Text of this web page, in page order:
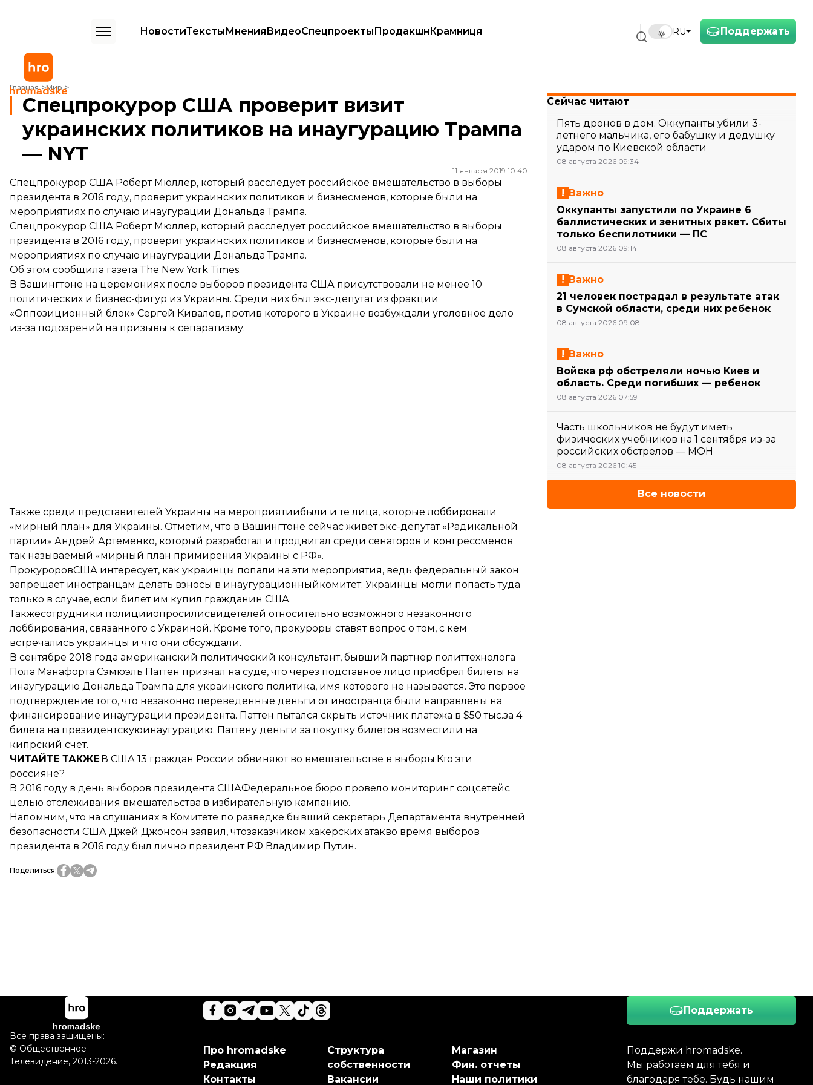
Поддержать
RU
НовостиТекстыМненияВидеоСпецпроектыПродакшнКрамниця
Главная Мир
Спецпрокурор США проверит визит украинских политиков на инаугурацию Трампа — NYT
Спецпрокурор США проверит визит
украинских политиков на инаугурацию Трампа
— NYT
11 января 2019 10:40
Спецпрокурор США Роберт Мюллер, который расследует российское вмешательство в выборы
президента в 2016 году, проверит украинских политиков и бизнесменов, которые были на
мероприятиях по случаю инаугурации Дональда Трампа.
Спецпрокурор США Роберт Мюллер, который расследует российское вмешательство в выборы
президента в 2016 году, проверит украинских политиков и бизнесменов, которые были на
мероприятиях по случаю инаугурации Дональда Трампа.
Об этом сообщила газета The New York Times.
В Вашингтоне на церемониях после выборов президента США присутствовали не менее 10
политических и бизнес-фигур из Украины. Среди них был экс-депутат из фракции
«Оппозиционный блок» Сергей Кивалов, против которого в Украине возбуждали уголовное дело
из-за подозрений на призывы к сепаратизму.
Также среди представителей Украины на мероприятиибыли и те лица, которые лоббировали
«мирный план» для Украины. Отметим, что в Вашингтоне сейчас живет экс-депутат «Радикальной
партии» Андрей Артеменко, который разработал и продвигал среди сенаторов и конгрессменов
так называемый «мирный план примирения Украины с РФ».
ПрокуроровСША интересует, как украинцы попали на эти мероприятия, ведь федеральный закон
запрещает иностранцам делать взносы в инаугурационныйкомитет. Украинцы могли попасть туда
только в случае, если билет им купил гражданин США.
Такжесотрудники полицииопросилисвидетелей относительно возможного незаконного
лоббирования, связанного с Украиной. Кроме того, прокуроры ставят вопрос о том, с кем
встречались украинцы и что они обсуждали.
В сентябре 2018 года американский политический консультант, бывший партнер политтехнолога
Пола Манафорта Сэмюэль Паттен признал на суде, что через подставное лицо приобрел билеты на
инаугурацию Дональда Трампа для украинского политика, имя которого не называется. Это первое
подтверждение того, что незаконно переведенные деньги от иностранца были направлены на
финансирование инаугурации президента. Паттен пытался скрыть источник платежа в $50 тыс.за 4
билета на президентскуюинаугурацию. Паттену деньги за покупку билетов возместили на
кипрский счет.
ЧИТАЙТЕ ТАКЖЕ:В США 13 граждан России обвиняют во вмешательстве в выборы.Кто эти
россияне?
В 2016 году в день выборов президента СШАФедеральное бюро провело мониторинг соцсетейс
целью отслеживания вмешательства в избирательную кампанию.
Напомним, что на слушаниях в Комитете по разведке бывший секретарь Департамента внутренней
безопасности США Джей Джонсон заявил, чтозаказчиком хакерских атакво время выборов
президента в 2016 году был лично президент РФ Владимир Путин.
Поделиться:
Сейчас читают
Пять дронов в дом. Оккупанты убили 3-
летнего мальчика, его бабушку и дедушку
ударом по Киевской области
08 августа 2026 09:34
Важно
Оккупанты запустили по Украине 6
баллистических и зенитных ракет. Сбиты
только беспилотники — ПС
08 августа 2026 09:14
Важно
21 человек пострадал в результате атак
в Сумской области, среди них ребенок
08 августа 2026 09:08
Важно
Войска рф обстреляли ночью Киев и
область. Среди погибших — ребенок
08 августа 2026 07:59
Часть школьников не будут иметь
физических учебников на 1 сентября из-за
российских обстрелов — МОН
08 августа 2026 10:45
Все новости
Поддержать
Поддержи hromadske.
Мы работаем для тебя и
благодаря тебе. Будь нашим
Про hromadske
Редакция
Контакты
Структура
собственности
Вакансии
Магазин
Фин. отчеты
Наши политики
Все права защищены:
© Общественное
Телевидение, 2013-2026.